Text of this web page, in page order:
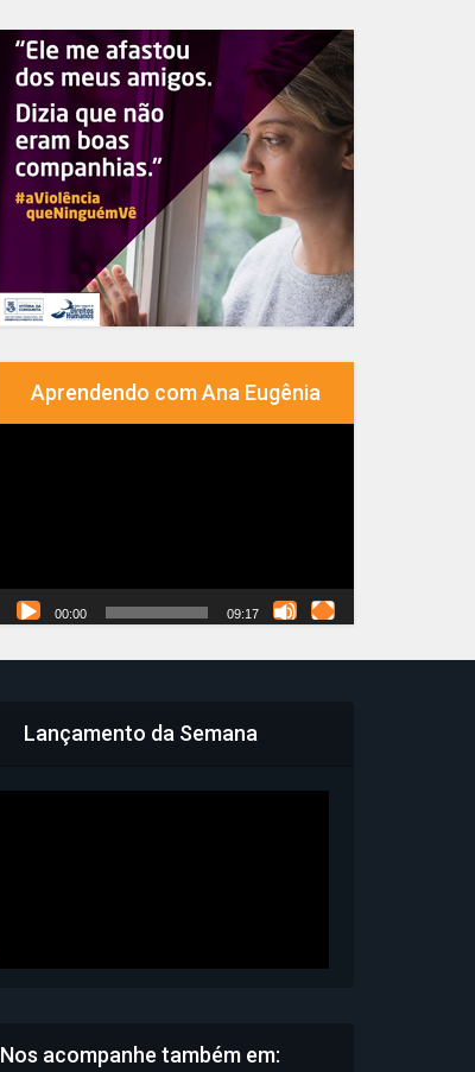
Aprendendo com Ana Eugênia
00:00 09:17
Lançamento da Semana
Nos acompanhe também em: